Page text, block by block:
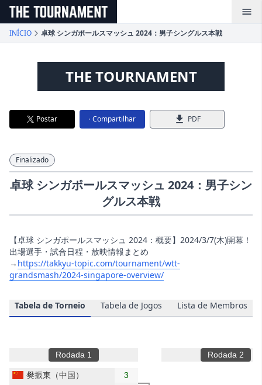
メインコンテンツへスキップ
INÍCIO 卓球 シンガポールスマッシュ 2024：男子シングルス本戦
THE TOURNAMENT
Postar Compartilhar PDF
Finalizado
卓球 シンガポールスマッシュ 2024：男子シン
グルス本戦
【卓球 シンガポールスマッシュ 2024：概要】2024/3/7(木)開幕！
出場選手・試合日程・放映情報まとめ
→ https://takkyu-topic.com/tournament/wtt-
grandsmash/2024-singapore-overview/
Tabela de Torneio Tabela de Jogos Lista de Membros
Rodada 1 Rodada 2
樊振東（中国）
3